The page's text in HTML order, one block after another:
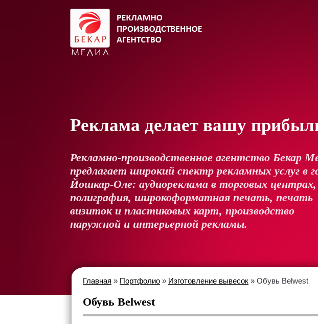
Реклама делает вашу
Рекламно-производственное агентство Бекар
предлагает широкий спектр рекламных услуг в
Йошкар-Оле: аудиореклама в торговых центрах,
полиграфия, широкоформатная печать, печать
визиток и пластиковых карт, производство
наружной и интерьерной рекламы.
Главная » Портфолио » Изготовление вывесок » Обувь Belwest
Обувь Belwest